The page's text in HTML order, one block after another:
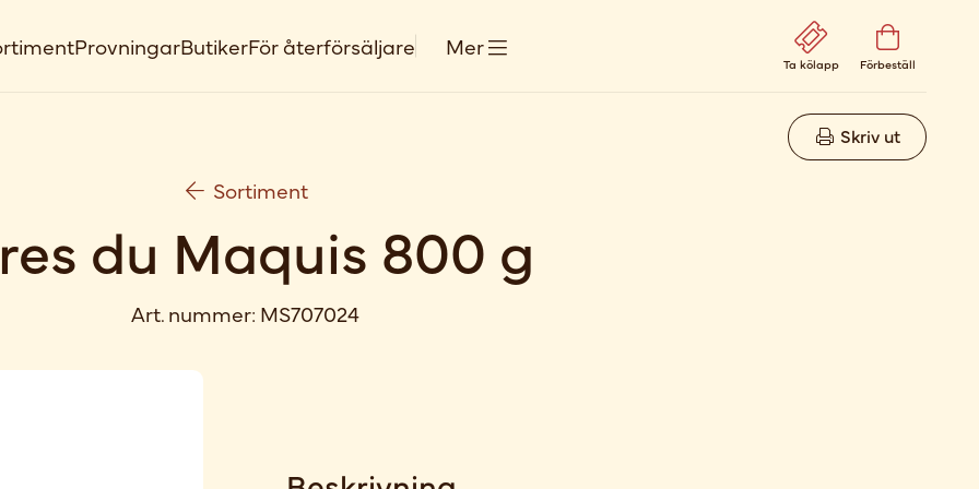
ProvningarButikerFör återförsäljare Mer
Ta kölapp Förbeställ
Skriv ut
Sortiment
du Maquis 800 g
Art. nummer: MS707024